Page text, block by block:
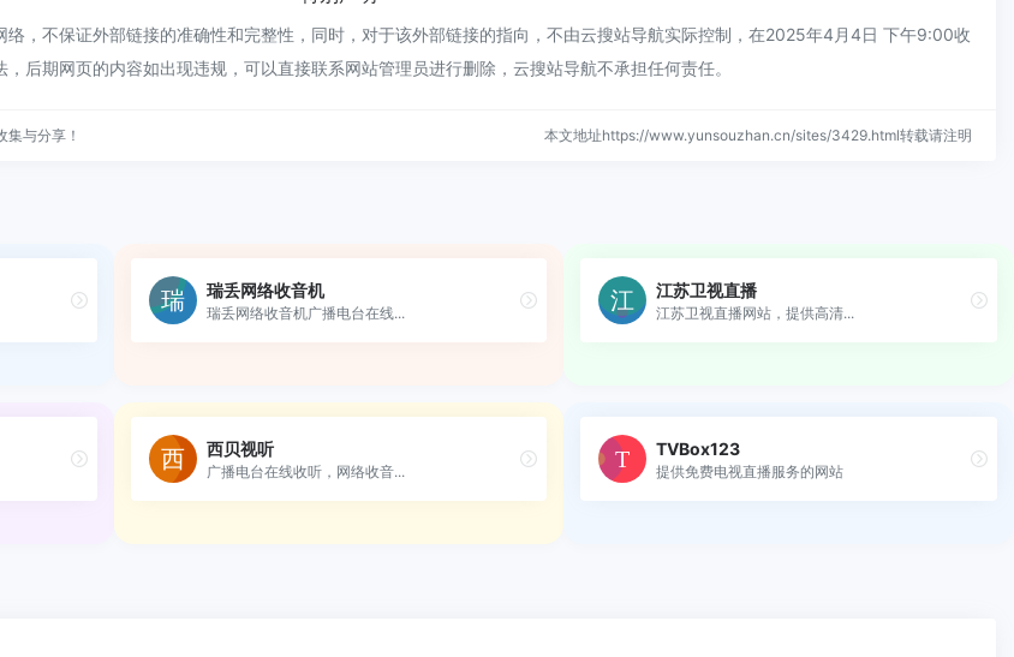
络，不保证外部链接的准确性和完整性，同时，对于该外部链接的指向，不由云搜站导航实际控制，在2025年4月4日 下午9:00收
后期网页的内容如出现违规，可以直接联系网站管理员进行删除，云搜站导航不承担任何责任。
与分享！ 本文地址https://www.yunsouzhan.cn/sites/3429.html转载请注明
瑞丢网络收音机
瑞丢网络收音机广播电台在线...
江苏卫视直播
江苏卫视直播网站，提供高清...
西贝视听
广播电台在线收听，网络收音...
TVBox123
提供免费电视直播服务的网站